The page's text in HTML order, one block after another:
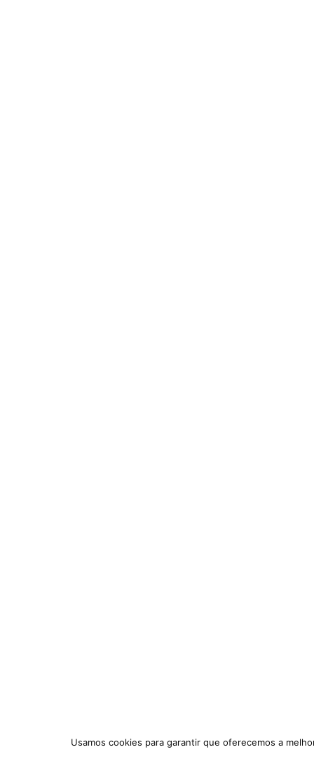
Usamos cookies para garantir que oferecemos a